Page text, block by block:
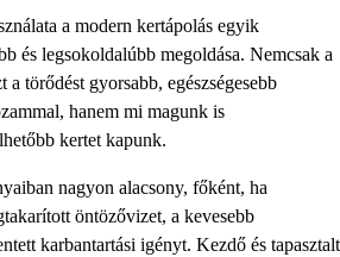
a modern kertápolás egyik
és legsokoldalúbb megoldása. Nemcsak a
törődést gyorsabb, egészségesebb
hanem mi magunk is
kertet kapunk.
nagyon alacsony, főként, ha
öntözővizet, a kevesebb
karbantartási igényt. Kezdő és tapasztalt